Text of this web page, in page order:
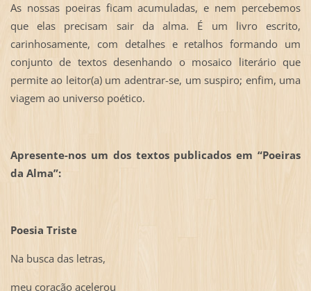
As nossas poeiras ficam acumuladas, e nem percebemos
que elas precisam sair da alma. É um livro escrito,
carinhosamente, com detalhes e retalhos formando um
conjunto de textos desenhando o mosaico literário que
permite ao leitor(a) um adentrar-se, um suspiro; enfim, uma
viagem ao universo poético.
Apresente-nos um dos textos publicados em “Poeiras
da Alma”:
Poesia Triste
Na busca das letras,
meu coração acelerou